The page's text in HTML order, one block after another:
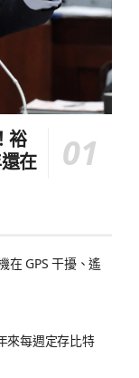
裕
在
在 GPS 干擾、遙
來每週定存比特